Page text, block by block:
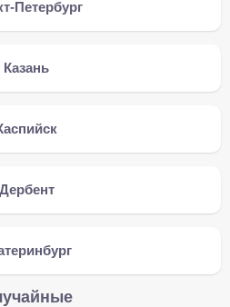
Петербург
Казань
Дербент